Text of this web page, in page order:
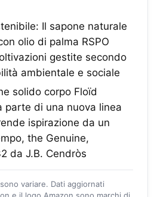
Il sapone naturale
olio di palma RSPO
gestite secondo
ambientale e sociale
solido corpo Floïd
parte di una nuova linea
ispirazione da un
the Genuine,
da J.B. Cendròs
variare. Dati aggiornati
e il logo Amazon sono marchi di